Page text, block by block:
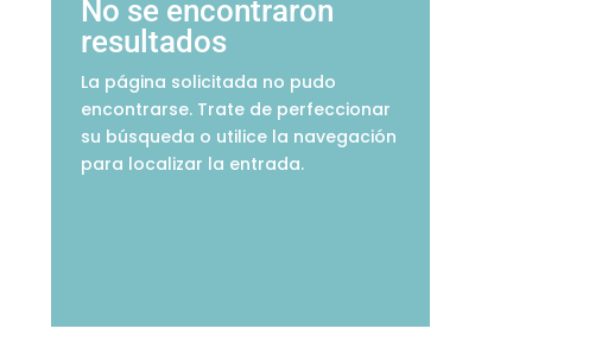
No se encontraron
resultados
La página solicitada no pudo
encontrarse. Trate de perfeccionar
su búsqueda o utilice la navegación
para localizar la entrada.